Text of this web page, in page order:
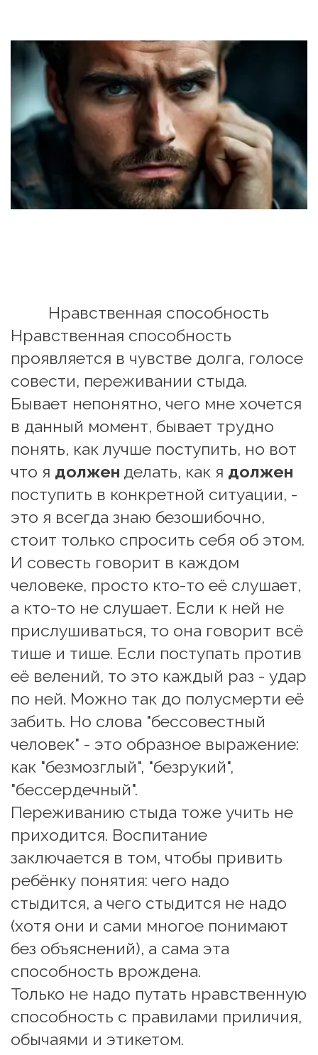
Нравственная способность
Нравственная способность
проявляется в чувстве долга, голосе
совести, переживании стыда.
Бывает непонятно, чего мне хочется
в данный момент, бывает трудно
понять, как лучше поступить, но вот
что я должен делать, как я
поступить в конкретной ситуации, -
это я всегда знаю безошибочно,
И совесть говорит в каждом
человеке, просто кто-то её слушает,
а кто-то не слушает. Если к ней не
прислушиваться, то она говорит всё
тише и тише. Если поступать против
её велений, то это каждый раз - удар
по ней. Можно так до полусмерти её
забить. Но слова "бессовестный
человек" - это образное выражение:
как "безмозглый", "безрукий",
"бессердечный".
Переживанию стыда тоже учить не
приходится. Воспитание
заключается в том, чтобы привить
ребёнку понятия: чего надо
стыдится, а чего стыдится не надо
(хотя они и сами многое понимают
без объяснений), а сама эта
способность врождена.
Только не надо путать нравственную
способность с правилами приличия,
обычаями и этикетом.